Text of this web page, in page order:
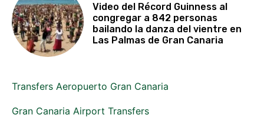
Video del Récord Guinness al
congregar a 842 personas
bailando la danza del vientre en
Las Palmas de Gran Canaria
Transfers Aeropuerto Gran Canaria
Gran Canaria Airport Transfers